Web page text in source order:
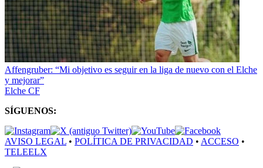
Affengruber: “Mi objetivo es seguir en la liga de nuevo con el Elche
y mejorar”
Elche CF
SÍGUENOS:
AVISO LEGAL • POLÍTICA DE PRIVACIDAD • ACCESO •
TELEELX